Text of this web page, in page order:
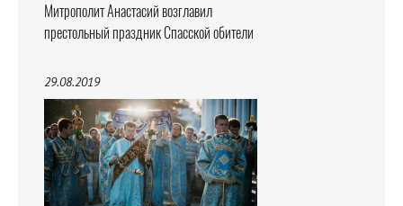
Митрополит Анастасий возглавил
престольный праздник Спасской обители
29.08.2019